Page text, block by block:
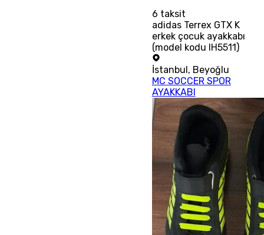
6 taksit
adidas Terrex GTX K
erkek çocuk ayakkabı
(model kodu IH5511)
İstanbul , Beyoğlu
MC SOCCER SPOR
AYAKKABI